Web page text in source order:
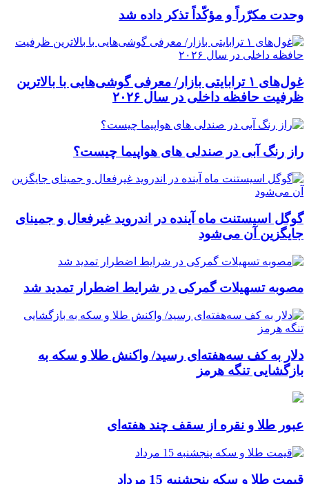
وحدت مکرّراً و مؤکّداً تذکر داده شد
غول‌های ۱ ترابایتی بازار/ معرفی گوشی‌هایی با بالاترین
ظرفیت حافظه داخلی در سال ۲۰۲۶
راز رنگ آبی در صندلی های هواپیما چیست؟
گوگل اسیستنت ماه آینده در اندروید غیرفعال و جمینای
جایگزین آن می‌شود
مصوبه تسهیلات گمرکی در شرایط اضطرار تمدید شد
دلار به کف سه‌هفته‌ای رسید/ واکنش طلا و سکه به
بازگشایی تنگه هرمز
عبور طلا و نقره از سقف چند هفته‌ای
قیمت طلا و سکه پنجشنبه 15 مرداد